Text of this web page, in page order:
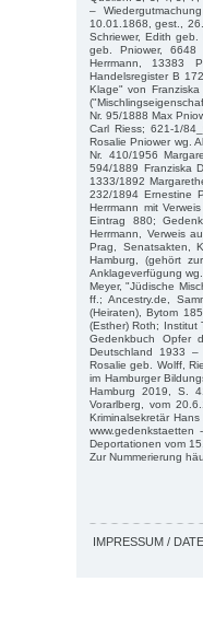
–
10.01.1868, gest.,
Schriewer, Edith
geb. Pniower, 6648
Herrmann, 13383
Handelsregister B
Klage" von
Nr. 95/1888 Max
Carl Riess; 621-1/
Rosalie Pniower wg.
Nr. 410/1956
594/1889 Franziska
1333/1892
232/1894 Ernestine
Herrmann mit
Eintrag 880;
Herrmann, Verweis
Prag, Senatsakten,
Hamburg, (gehört
Anklageverfügung
Meyer, "Jüdische
ff.; Ancestry.de,
(Heiraten), Bytom
(Esther) Roth; Institut
Gedenkbuch Opfer
Deutschland 1933 –
Rosalie geb. Wolff,
im Hamburger
Hamburg 2019, S.
Vorarlberg, vom
Kriminalsekretär
www.gedenkstaetten
Deportationen vom
Zur Nummerierung
IMPRESSUM /